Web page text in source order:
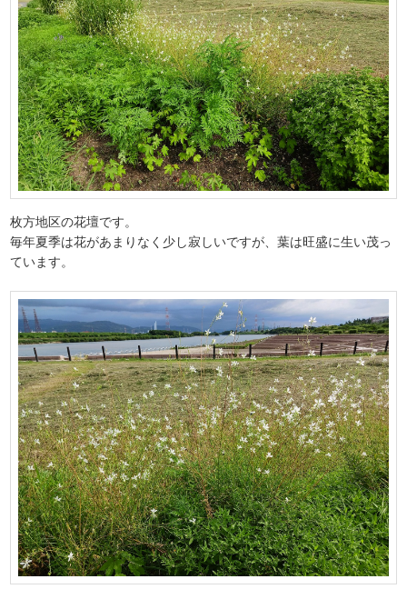
枚方地区の花壇です。
毎年夏季は花があまりなく少し寂しいですが、葉は旺盛に生い茂っ
ています。